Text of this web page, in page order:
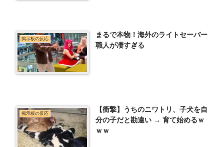
掲示板の反応
まるで本物！海外のライトセーバー
職人が凄すぎる
掲示板の反応
【衝撃】うちのニワトリ、子犬を自
分の子だと勘違い → 育て始めるｗ
ｗｗ